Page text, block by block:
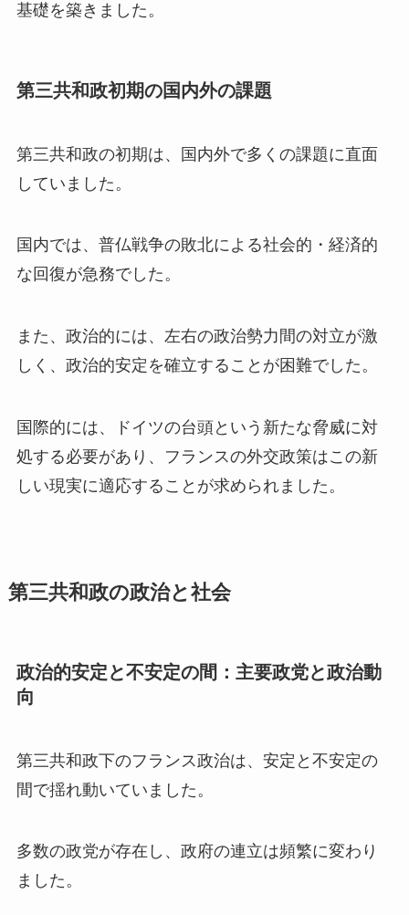
基礎を築きました。
第三共和政初期の国内外の課題
第三共和政の初期は、国内外で多くの課題に直面
していました。
国内では、普仏戦争の敗北による社会的・経済的
な回復が急務でした。
また、政治的には、左右の政治勢力間の対立が激
しく、政治的安定を確立することが困難でした。
国際的には、ドイツの台頭という新たな脅威に対
処する必要があり、フランスの外交政策はこの新
しい現実に適応することが求められました。
第三共和政の政治と社会
政治的安定と不安定の間：主要政党と政治動
向
第三共和政下のフランス政治は、安定と不安定の
間で揺れ動いていました。
多数の政党が存在し、政府の連立は頻繁に変わり
ました。